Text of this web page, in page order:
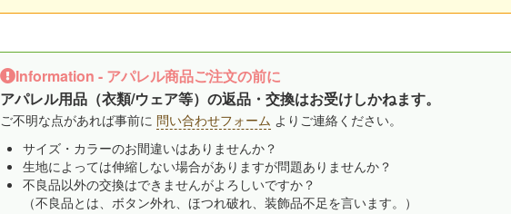
Information - アパレル商品ご注文の前に
アパレル用品（衣類/ウェア等）の返品・交換はお受けしかねます。
ご不明な点があれば事前に 問い合わせフォーム よりご連絡ください。
サイズ・カラーのお間違いはありませんか？
生地によっては伸縮しない場合がありますが問題ありませんか？
不良品以外の交換はできませんがよろしいですか？
（不良品とは、ボタン外れ、ほつれ破れ、装飾品不足を言います。）